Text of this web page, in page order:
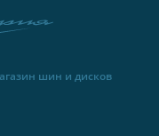
шин и дисков